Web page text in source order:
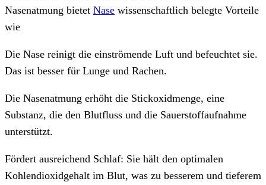
Nasenatmung bietet Nase wissenschaftlich belegte Vorteile
wie
Die Nase reinigt die einströmende Luft und befeuchtet sie.
Das ist besser für Lunge und Rachen.
Die Nasenatmung erhöht die Stickoxidmenge, eine
Substanz, die den Blutfluss und die Sauerstoffaufnahme
unterstützt.
Fördert ausreichend Schlaf: Sie hält den optimalen
Kohlendioxidgehalt im Blut, was zu besserem und tieferem